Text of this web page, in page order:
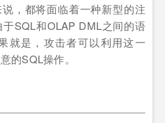
，都将面临着一种新型的注
SQL和OLAP DML之间的语
就是，攻击者可以利用这一
的SQL操作。